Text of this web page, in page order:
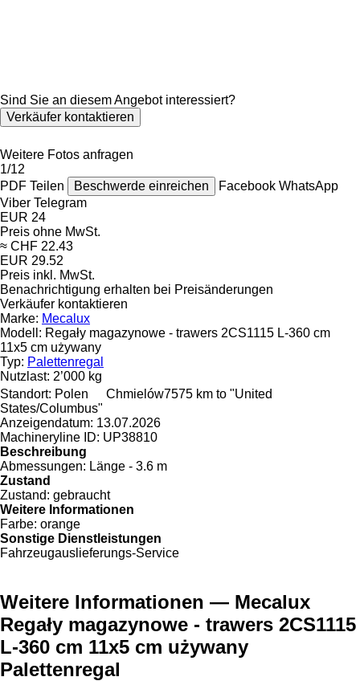
Sind Sie an diesem Angebot interessiert?
Verkäufer kontaktieren
Weitere Fotos anfragen
1/12
PDF Teilen Beschwerde einreichen Facebook WhatsApp
Viber Telegram
EUR 24
Preis ohne MwSt.
≈ CHF 22.43
EUR 29.52
Preis inkl. MwSt.
Benachrichtigung erhalten bei Preisänderungen
Verkäufer kontaktieren
Marke: Mecalux
Modell: Regały magazynowe - trawers 2CS1115 L-360 cm
11x5 cm używany
Typ: Palettenregal
Nutzlast: 2’000 kg
Standort: Polen Chmielów7575 km to "United
States/Columbus"
Anzeigendatum: 13.07.2026
Machineryline ID: UP38810
Beschreibung
Abmessungen: Länge - 3.6 m
Zustand
Zustand: gebraucht
Weitere Informationen
Farbe: orange
Sonstige Dienstleistungen
Fahrzeugauslieferungs-Service
Weitere Informationen — Mecalux
Regały magazynowe - trawers 2CS1115
L-360 cm 11x5 cm używany
Palettenregal